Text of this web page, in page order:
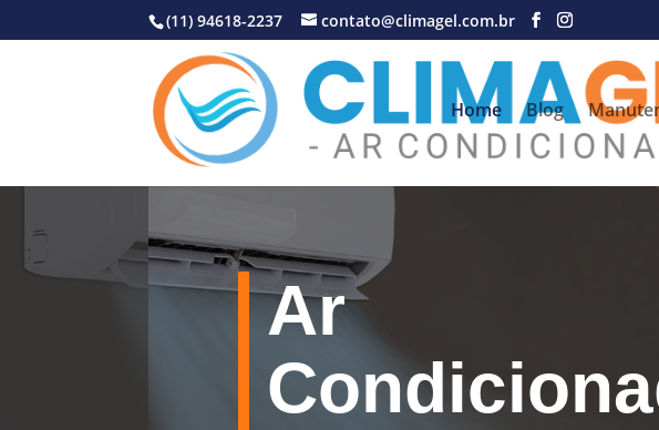
(11) 94618-2237 contato@climagel.com.br
Home Blog
Ar